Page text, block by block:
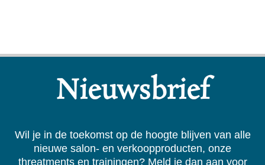
Nieuwsbrief
Wil je in de toekomst op de hoogte blijven van alle
nieuwe salon- en verkoopproducten, onze
threatments en trainingen? Meld je dan aan voor